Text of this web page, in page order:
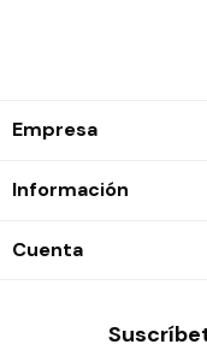
Empresa
Información
Cuenta